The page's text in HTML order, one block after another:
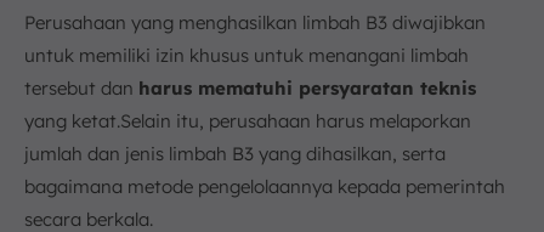
Perusahaan yang menghasilkan limbah B3 diwajibkan
untuk memiliki izin khusus untuk menangani limbah
tersebut dan harus mematuhi persyaratan teknis
yang ketat.Selain itu, perusahaan harus melaporkan
jumlah dan jenis limbah B3 yang dihasilkan, serta
bagaimana metode pengelolaannya kepada pemerintah
secara berkala.